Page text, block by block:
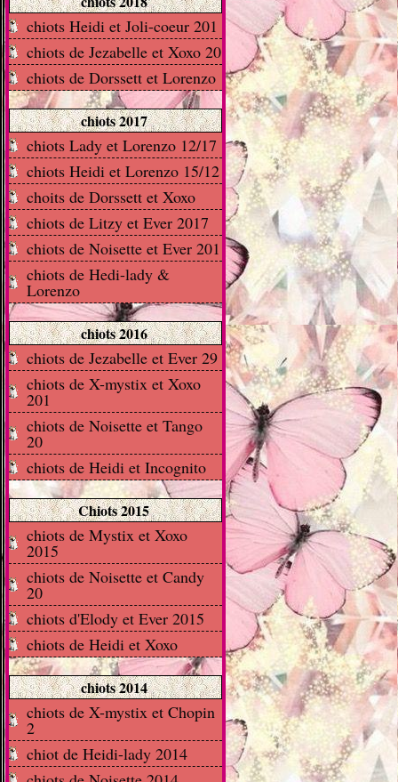
chiots Heidi et Joli-coeur 201
chiots de Jezabelle et Xoxo 20
chiots de Dorssett et Lorenzo
chiots 2017
chiots Lady et Lorenzo 12/17
chiots Heidi et Lorenzo 15/12
choits de Dorssett et Xoxo
chiots de Litzy et Ever 2017
chiots de Noisette et Ever 201
chiots de Hedi-lady &
Lorenzo
chiots 2016
chiots de Jezabelle et Ever 29
chiots de X-mystix et Xoxo
201
chiots de Noisette et Tango
20
chiots de Heidi et Incognito
Chiots 2015
chiots de Mystix et Xoxo
2015
chiots de Noisette et Candy
20
chiots d'Elody et Ever 2015
chiots de Heidi et Xoxo
chiots 2014
chiots de X-mystix et Chopin
2
chiot de Heidi-lady 2014